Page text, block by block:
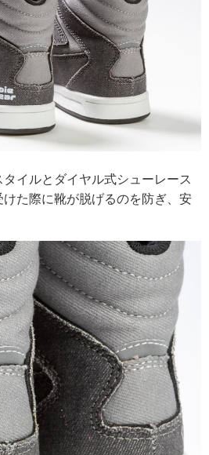
イルとダイヤル式シューレース
た際に靴が脱げるのを防ぎ、安